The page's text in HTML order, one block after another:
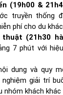
(19h00 &
truyền thống
phí cho du
(21h30
7 phút với
dung và quy
giải trí
nhóm khách khác